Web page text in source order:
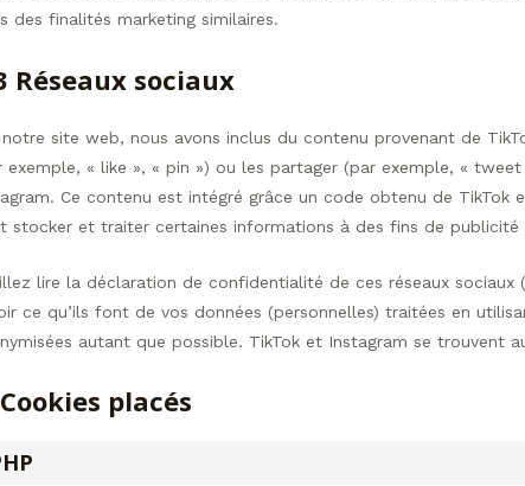
des finalités marketing similaires.
Réseaux sociaux
notre site web, nous avons inclus du contenu provenant de
exemple, « like », « pin ») ou les partager (par exemple, «
Ce contenu est intégré grâce un code obtenu de TikTok
stocker et traiter certaines informations à des fins de publicité
lire la déclaration de confidentialité de ces réseaux
ce qu’ils font de vos données (personnelles) traitées en
autant que possible. TikTok et Instagram se trouvent
placés